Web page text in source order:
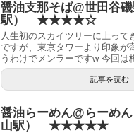
醤油支那そば@世田谷
駅） ★★★★☆
人生初のスカイツリーに上って
ですが、東京タワーより印象が
うわけでメンラーですw 今回は
記事を読む
醤油らーめん@らーめ
山駅） ★★★★★